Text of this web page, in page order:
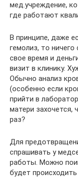
мед.учреждение,
где работают
В принципе, даже
гемолиз, то
свое время и
визит в клинику.
Обычно анализ
(особенно если
прийти в
матери захочется,
раз?
Для
спрашивать у
работы. Можно
будет